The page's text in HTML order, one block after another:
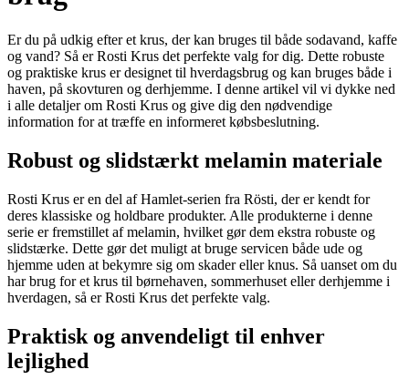
Er du på udkig efter et krus, der kan bruges til både sodavand, kaffe
og vand? Så er Rosti Krus det perfekte valg for dig. Dette robuste
og praktiske krus er designet til hverdagsbrug og kan bruges både i
haven, på skovturen og derhjemme. I denne artikel vil vi dykke ned
i alle detaljer om Rosti Krus og give dig den nødvendige
information for at træffe en informeret købsbeslutning.
Robust og slidstærkt melamin materiale
Rosti Krus er en del af Hamlet-serien fra Rösti, der er kendt for
deres klassiske og holdbare produkter. Alle produkterne i denne
serie er fremstillet af melamin, hvilket gør dem ekstra robuste og
slidstærke. Dette gør det muligt at bruge servicen både ude og
hjemme uden at bekymre sig om skader eller knus. Så uanset om du
har brug for et krus til børnehaven, sommerhuset eller derhjemme i
hverdagen, så er Rosti Krus det perfekte valg.
Praktisk og anvendeligt til enhver
lejlighed